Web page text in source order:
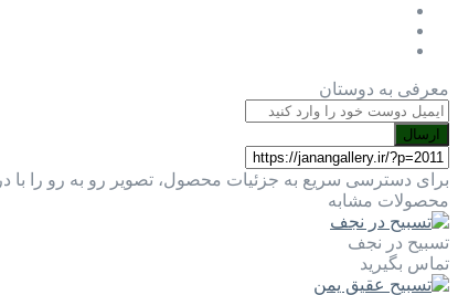
معرفی به دوستان
ارسال
برای دسترسی سریع به جزئیات محصول، تصویر رو به رو را با
محصولات مشابه
تسبیح در نجف
تماس بگیرید